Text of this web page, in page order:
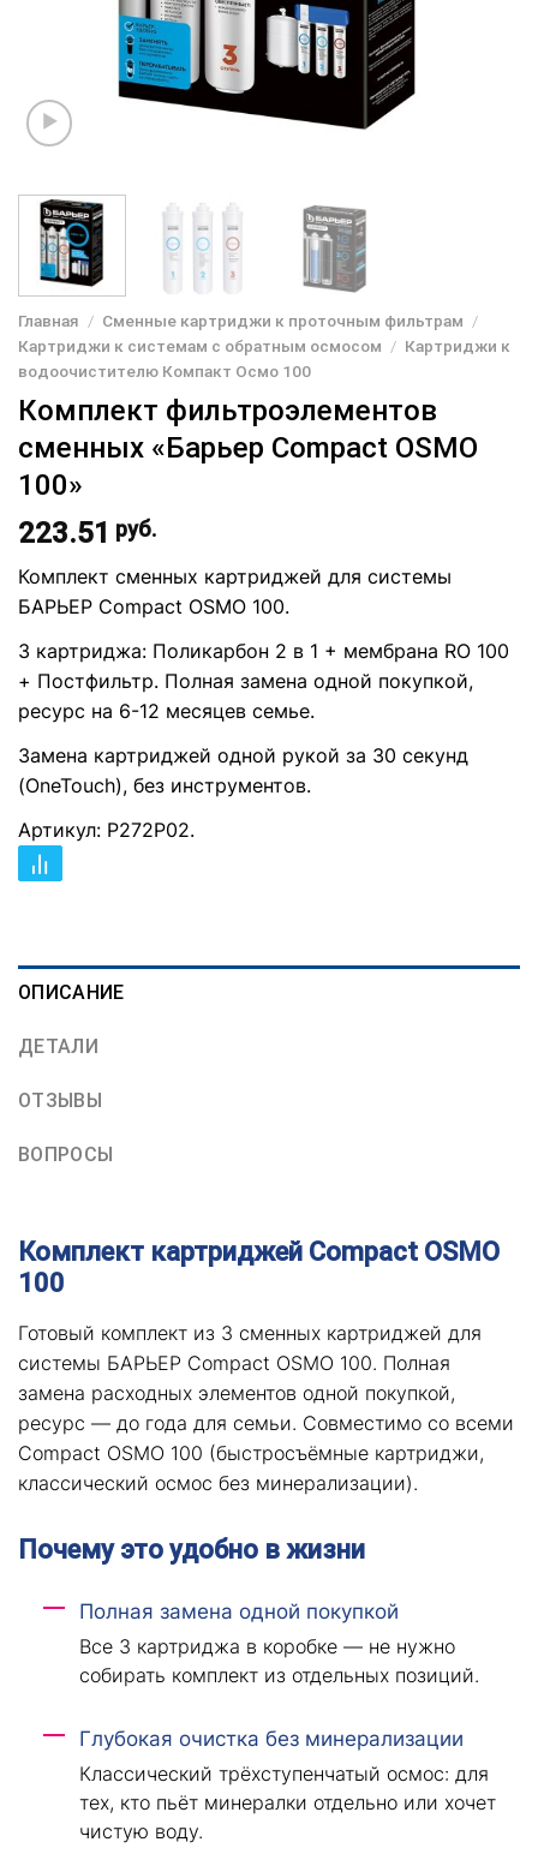
Главная / Сменные картриджи к проточным фильтрам /
Картриджи к системам с обратным осмосом / Картриджи к
водоочистителю Компакт Осмо 100
Комплект фильтроэлементов
сменных «Барьер Compact OSMO
100»
223.51 руб.
Комплект сменных картриджей для системы
БАРЬЕР Compact OSMO 100.
3 картриджа: Поликарбон 2 в 1 + мембрана RO 100
+ Постфильтр. Полная замена одной покупкой,
ресурс на 6-12 месяцев семье.
Замена картриджей одной рукой за 30 секунд
(OneTouch), без инструментов.
Артикул: Р272Р02.
ОПИСАНИЕ
ДЕТАЛИ
ОТЗЫВЫ
ВОПРОСЫ
Комплект картриджей Compact OSMO
100
Готовый комплект из 3 сменных картриджей для
системы БАРЬЕР Compact OSMO 100. Полная
замена расходных элементов одной покупкой,
ресурс — до года для семьи. Совместимо со всеми
Compact OSMO 100 (быстросъёмные картриджи,
классический осмос без минерализации).
Почему это удобно в жизни
Полная замена одной покупкой
Все 3 картриджа в коробке — не нужно
собирать комплект из отдельных позиций.
Глубокая очистка без минерализации
Классический трёхступенчатый осмос: для
тех, кто пьёт минералки отдельно или хочет
чистую воду.